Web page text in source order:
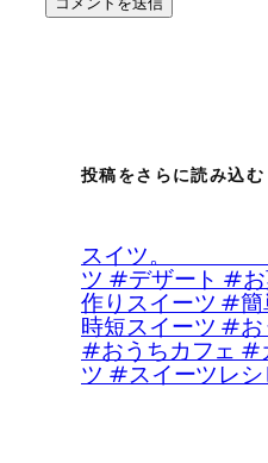
投稿をさらに読み込む
スイツ。
ツ #デザート #
作りスイーツ #
時短スイーツ #
#おうちカフェ #
ツ #スイーツレ